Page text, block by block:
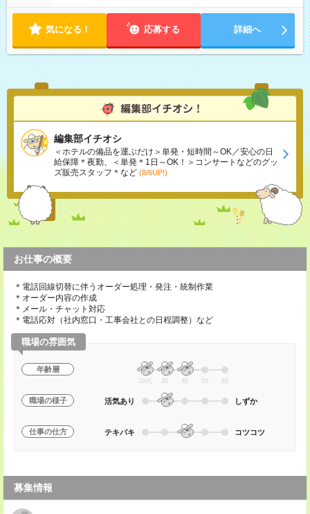
気になる！ 応募する 詳細へ
編集部イチオシ
＜ホテルの備品を運ぶだけ＞単発・短時間～OK／安心の日
給保障＊夜勤、＜単発＊1日～OK！＞コンサートなどのグッ
ズ販売スタッフ＊など (8/6UP!)
お仕事の概要
＊電話回線切替に伴うオーダー処理・発注・統制作業
＊オーダー内容の作成
＊メール・チャット対応
＊電話応対（社内窓口・工事会社との日程調整）など
職場の雰囲気
年齢層
20代 30 40 50 60
職場の様子 活気あり しずか
仕事の仕方 テキパキ コツコツ
募集情報